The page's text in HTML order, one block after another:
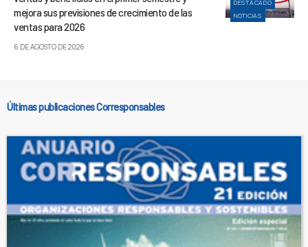
DESTACADO
NOTICIAS
mejora sus previsiones de crecimiento de las
ventas para 2026
6 DE AGOSTO DE 2026
Últimas publicaciones Corresponsables